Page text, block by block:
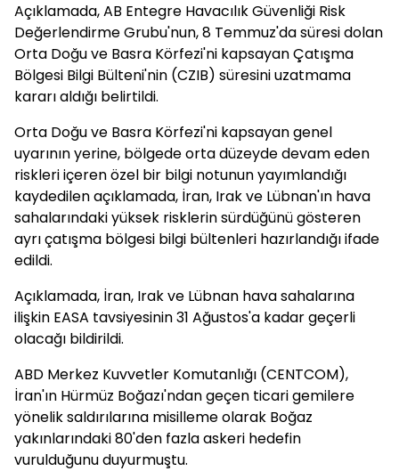
Açıklamada, AB Entegre Havacılık Güvenliği Risk
Değerlendirme Grubu'nun, 8 Temmuz'da süresi dolan
Orta Doğu ve Basra Körfezi'ni kapsayan Çatışma
Bölgesi Bilgi Bülteni'nin (CZIB) süresini uzatmama
kararı aldığı belirtildi.
Orta Doğu ve Basra Körfezi'ni kapsayan genel
uyarının yerine, bölgede orta düzeyde devam eden
riskleri içeren özel bir bilgi notunun yayımlandığı
kaydedilen açıklamada, İran, Irak ve Lübnan'ın hava
sahalarındaki yüksek risklerin sürdüğünü gösteren
ayrı çatışma bölgesi bilgi bültenleri hazırlandığı ifade
edildi.
Açıklamada, İran, Irak ve Lübnan hava sahalarına
ilişkin EASA tavsiyesinin 31 Ağustos'a kadar geçerli
olacağı bildirildi.
ABD Merkez Kuvvetler Komutanlığı (CENTCOM),
İran'ın Hürmüz Boğazı'ndan geçen ticari gemilere
yönelik saldırılarına misilleme olarak Boğaz
yakınlarındaki 80'den fazla askeri hedefin
vurulduğunu duyurmuştu.